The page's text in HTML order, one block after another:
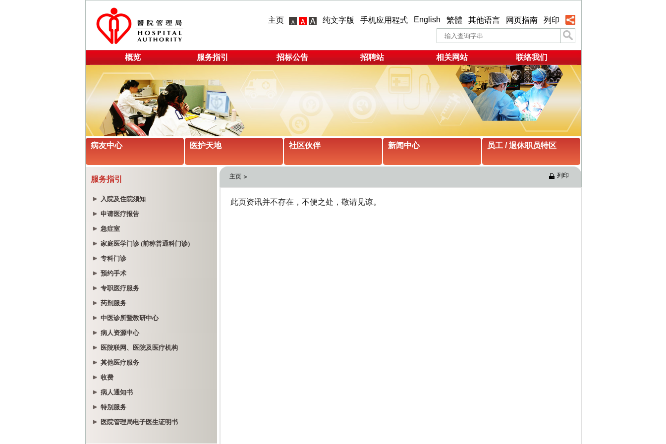
主页 纯文字版 手机应用程式 English 繁體 其他语言 网页指南 列印
概览 服务指引 招标公告 招聘站 相关网站 联络我们
病友中心 医护天地 社区伙伴 新闻中心 员工 / 退休职员特区
服务指引
入院及住院须知
申请医疗报告
急症室
家庭医学门诊 (前称普通科门诊)
专科门诊
预约手术
专职医疗服务
药剂服务
中医诊所暨教研中心
病人资源中心
医院联网、医院及医疗机构
其他医疗服务
收费
病人通知书
特别服务
医院管理局电子医生证明书
主页 列印